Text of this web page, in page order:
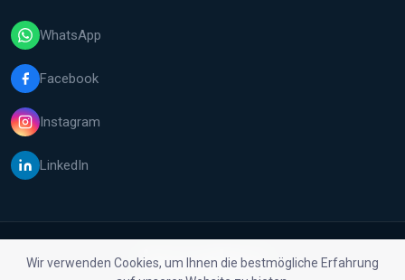
Wir verwenden Cookies, um Ihnen die bestmögliche Erfahrung
WhatsApp
Facebook
Instagram
LinkedIn